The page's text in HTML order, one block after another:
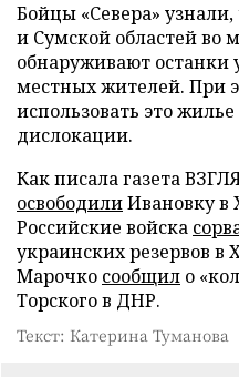
Бойцы «Севера»
и Сумской областей во
обнаруживают
местных жителей. При
использовать это
дислокации.
Как писала газета
освободилиИвановку в
Российские войска
украинских резервов в
Марочко сообщил о
Торского в ДНР.
Текст: Катерина Туманова